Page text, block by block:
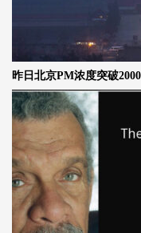
昨日北京PM浓度突破